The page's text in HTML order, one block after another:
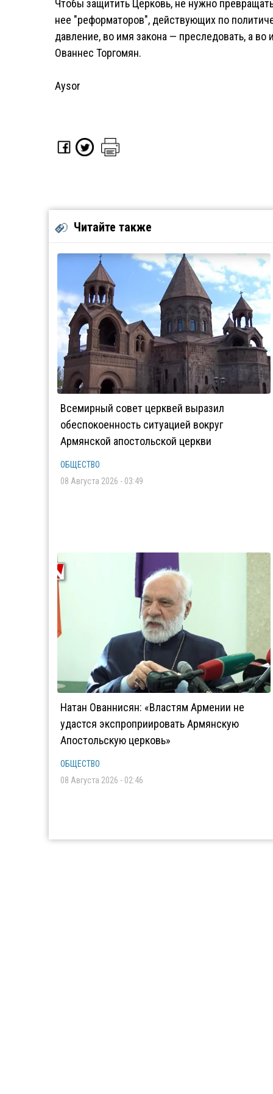
Чтобы защитить Церковь, не нужно
нее "реформаторов", действующих по
давление, во имя закона — преследовать, а
Ованнес Торгомян.
Aysor
Читайте также
Всемирный совет церквей выразил
обеспокоенность ситуацией вокруг
Армянской апостольской церкви
ОБЩЕСТВО
08 Августа 2026 - 03:49
Натан Ованнисян: «Властям Армении не
удастся экспроприировать Армянскую
Апостольскую церковь»
ОБЩЕСТВО
08 Августа 2026 - 02:46